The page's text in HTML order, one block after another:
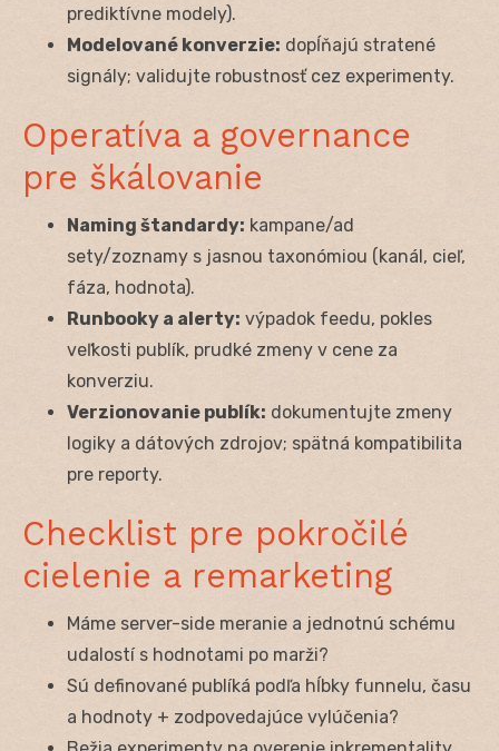
prediktívne modely).
Modelované konverzie: dopĺňajú stratené
signály; validujte robustnosť cez experimenty.
Operatíva a governance
pre škálovanie
Naming štandardy: kampane/ad
sety/zoznamy s jasnou taxonómiou (kanál, cieľ,
fáza, hodnota).
Runbooky a alerty: výpadok feedu, pokles
veľkosti publík, prudké zmeny v cene za
konverziu.
Verzionovanie publík: dokumentujte zmeny
logiky a dátových zdrojov; spätná kompatibilita
pre reporty.
Checklist pre pokročilé
cielenie a remarketing
Máme server-side meranie a jednotnú schému
udalostí s hodnotami po marži?
Sú definované publíká podľa hĺbky funnelu, času
a hodnoty + zodpovedajúce vylúčenia?